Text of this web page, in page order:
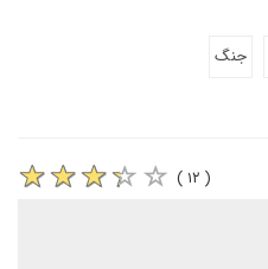
جنگ
( ۱۲ )